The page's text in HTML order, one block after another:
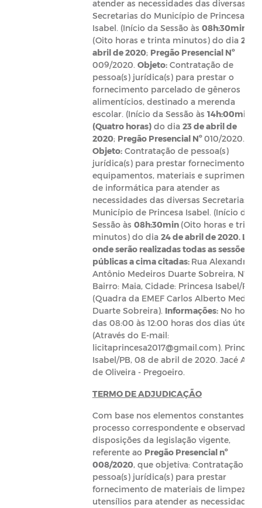
atender as necessidades das diversas
Secretarias do Município de Princesa
Isabel. (Início da Sessão às 08h:30min
(Oito horas e trinta minutos) do dia 23 de
abril de 2020; Pregão Presencial Nº
009/2020. Objeto:Contratação de
pessoa(s) jurídica(s) para prestar o
fornecimento parcelado de gêneros
alimentícios, destinado a merenda
escolar. (Início da Sessão às 14h:00min
(Quatro horas)do dia 23 de abril de
2020; Pregão Presencial Nº010/2020.
Objeto:Contratação de pessoa(s)
jurídica(s) para prestar fornecimento de
equipamentos, materiais e suprimentos
de informática para atender as
necessidades das diversas Secretarias do
Município de Princesa Isabel. (Início da
Sessão às 08h:30min (Oito horas e trinta
minutos) do dia 24 de abril de 2020.
onde serão realizadas todas as sessões
públicas a cima citadas: Rua Alexandre
Antônio Medeiros Duarte Sobreira, Nº S/
Bairro: Maia, Cidade: Princesa Isabel/PB
(Quadra da EMEF Carlos Alberto
Duarte Sobreira). Informações:No
das 08:00 às 12:00 horas dos dias úteis
(Através do E-mail:
licitaprincesa2017@gmail.com). Princesa
Isabel/PB, 08 de abril de 2020. Jacé Alves
de Oliveira - Pregoeiro.
TERMO DE ADJUDICAÇÃO
Com base nos elementos constantes do
processo correspondente e observadas
disposições da legislação vigente,
referente ao Pregão Presencial nº
008/2020, que objetiva: Contratação de
pessoa(s) jurídica(s) para prestar
fornecimento de materiais de limpeza e
utensílios para atender as necessidades